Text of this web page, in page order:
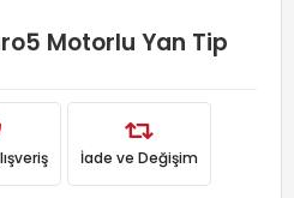
Motorlu Yan Tip
İade ve Değişim